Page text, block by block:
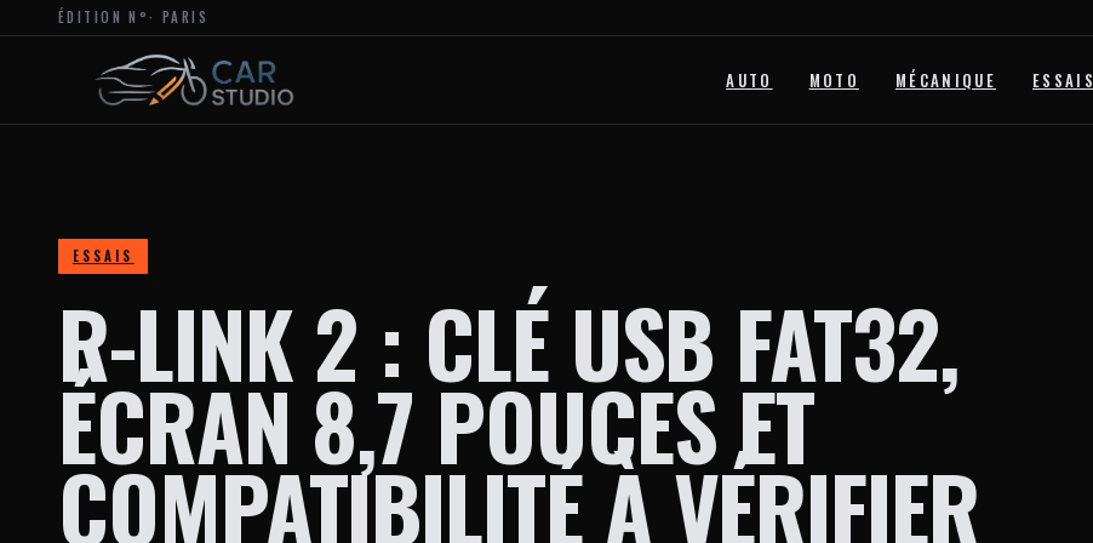
ÉDITION N°
MAGAZINE
DÉDIÉ
L’ACTUALITÉ
LA
ET
AUX
TENDANCES
CRÉATIVES
DANS
L’UNIVERS
VÉHICULES.
LE
SITE
PROPOSE
· PARIS
AUTO MOTO MÉCANIQUE ESSAIS
ESSAIS
R-LINK 2 : CLÉ USB FAT32,
ÉCRAN 8,7 POUCES ET
COMPATIBILITÉ À VÉRIFIER